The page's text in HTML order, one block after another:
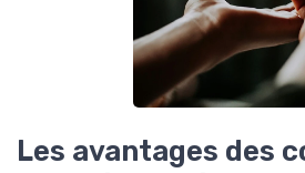
Les avantages des